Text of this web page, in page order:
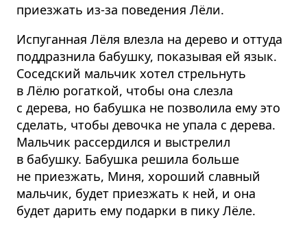
приезжать из-за поведения Лёли.
Испуганная Лёля влезла на дерево и оттуда
поддразнила бабушку, показывая ей язык.
Соседский мальчик хотел стрельнуть
в Лёлю рогаткой, чтобы она слезла
с дерева, но бабушка не позволила ему это
сделать, чтобы девочка не упала с дерева.
Мальчик рассердился и выстрелил
в бабушку. Бабушка решила больше
не приезжать, Миня, хороший славный
мальчик, будет приезжать к ней, и она
будет дарить ему подарки в пику Лёле.